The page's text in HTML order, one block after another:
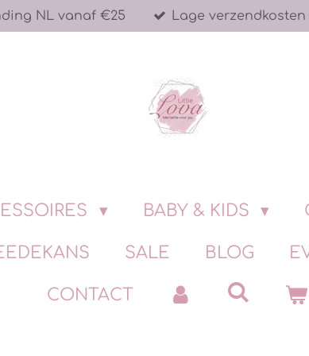
NL vanaf €25 Lage
BABY & KIDS
SALE BLOG
CONTACT